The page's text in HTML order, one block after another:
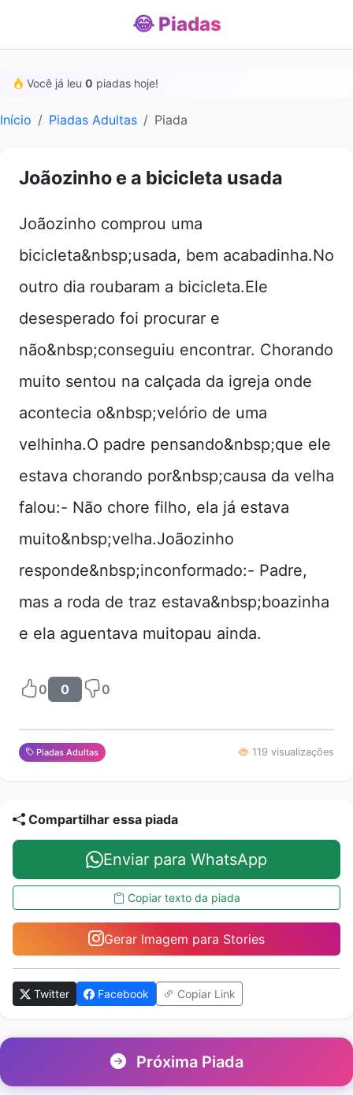
😂 Piadas
Você já leu 0 piadas hoje!
Início Piadas Adultas Piada
Joãozinho e a bicicleta usada
Joãozinho comprou uma
bicicleta&nbsp;usada, bem acabadinha.No
outro dia roubaram a bicicleta.Ele
desesperado foi procurar e
não&nbsp;conseguiu encontrar. Chorando
muito sentou na calçada da igreja onde
acontecia o&nbsp;velório de uma
velhinha.O padre pensando&nbsp;que ele
estava chorando por&nbsp;causa da velha
falou:- Não chore filho, ela já estava
muito&nbsp;velha.Joãozinho
responde&nbsp;inconformado:- Padre,
mas a roda de traz estava&nbsp;boazinha
e ela aguentava muitopau ainda.
0 0 0
Piadas Adultas 119 visualizações
Compartilhar essa piada
Enviar para WhatsApp
Copiar texto da piada
Gerar Imagem para Stories
Twitter Facebook Copiar Link
Próxima Piada